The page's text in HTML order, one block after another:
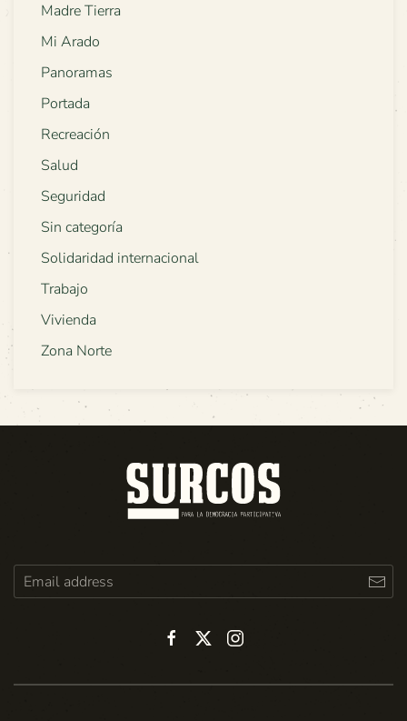
Madre Tierra
Mi Arado
Panoramas
Portada
Recreación
Salud
Seguridad
Sin categoría
Solidaridad internacional
Trabajo
Vivienda
Zona Norte